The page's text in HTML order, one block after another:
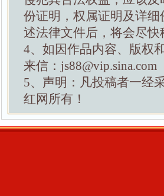
份证明，权属证明及详
述法律文件后，将会尽
4、如因作品内容、版权
来信：js88@vip.sina.com
5、声明：凡投稿者一经
红网所有！